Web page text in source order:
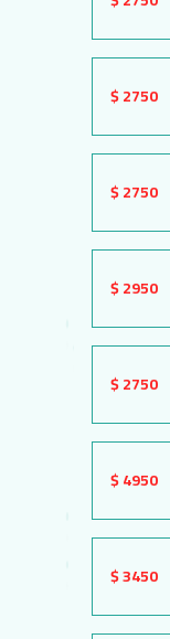
2750 $
2750 $
2950 $
2750 $
4950 $
3450 $